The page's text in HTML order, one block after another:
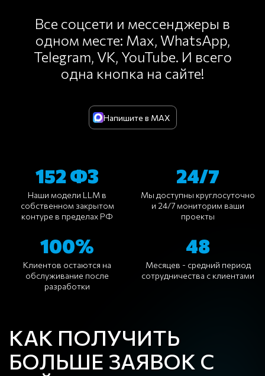
Все соцсети и мессенджеры в
одном месте: Max, WhatsApp,
Telegram, VK, YouTube. И всего
одна кнопка на сайте!
Напишите в MAX
152 ФЗ
Наши модели LLM в
собственном закрытом
контуре в пределах РФ
24/7
Мы доступны круглосуточно
и 24/7 мониторим ваши
проекты
100%
Клиентов остаются на
обслуживание после
разработки
48
Месяцев - средний период
сотрудничества с клиентами
КАК ПОЛУЧИТЬ
БОЛЬШЕ ЗАЯВОК С